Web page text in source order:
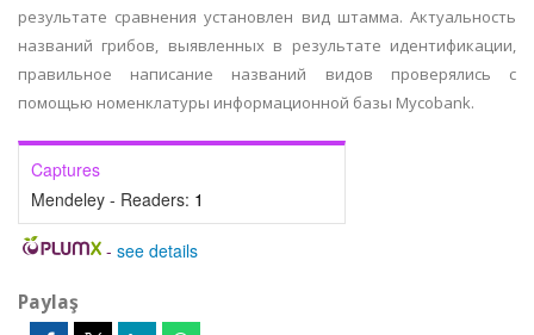
результате сравнения установлен вид штамма. Актуальность
названий грибов, выявленных в результате идентификации,
правильное написание названий видов проверялись с
помощью номенклатуры информационной базы Mycobank.
Captures
Mendeley - Readers: 1
- see details
Paylaş